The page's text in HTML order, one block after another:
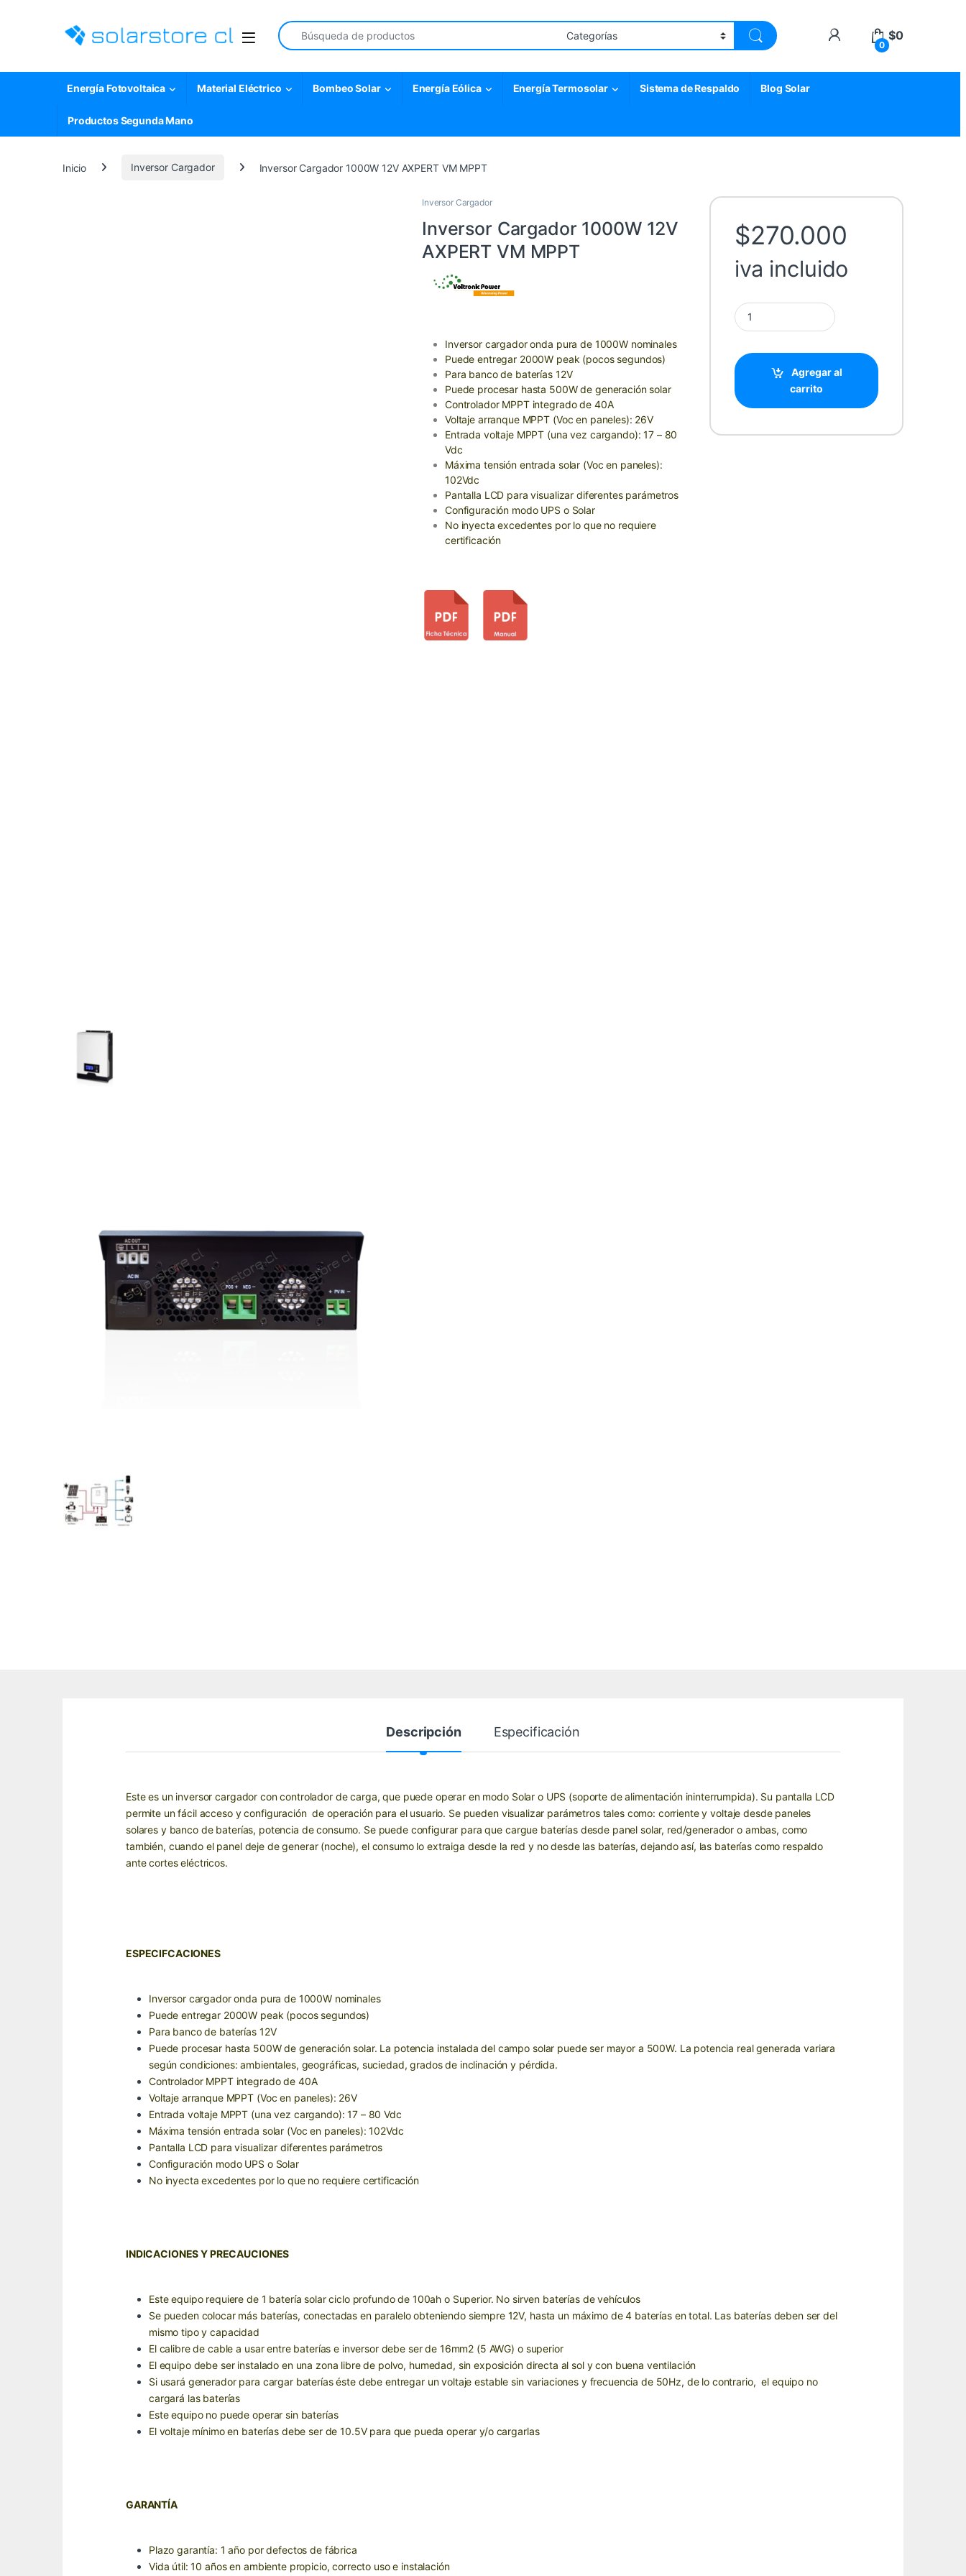
Open
Search for:
My Account
0
$0
Energía Fotovoltaica Material Eléctrico Bombeo Solar Energía Eólica Energía Termosolar Sistema de Respaldo Blog Solar
Productos Segunda Mano
Inicio Inversor Cargador Inversor Cargador 1000W 12V AXPERT VM MPPT
Inversor Cargador
Inversor Cargador 1000W 12V
AXPERT VM MPPT
Inversor cargador onda pura de 1000W nominales
Puede entregar 2000W peak (pocos segundos)
Para banco de baterías 12V
Puede procesar hasta 500W de generación solar
Controlador MPPT integrado de 40A
Voltaje arranque MPPT (Voc en paneles): 26V
Entrada voltaje MPPT (una vez cargando): 17 – 80
Vdc
Máxima tensión entrada solar (Voc en paneles):
102Vdc
Pantalla LCD para visualizar diferentes parámetros
Configuración modo UPS o Solar
No inyecta excedentes por lo que no requiere
certificación
$270.000
iva incluido
Inversor Cargador 1000W 12V AXPERT VM
Agregar al
carrito
Descripción Especificación
Este es un inversor cargador con controlador de carga, que puede operar en modo Solar o UPS (soporte de alimentación ininterrumpida). Su pantalla LCD
permite un fácil acceso y configuración de operación para el usuario. Se pueden visualizar parámetros tales como: corriente y voltaje desde paneles
solares y banco de baterías, potencia de consumo. Se puede configurar para que cargue baterías desde panel solar, red/generador o ambas, como
también, cuando el panel deje de generar (noche), el consumo lo extraiga desde la red y no desde las baterías, dejando así, las baterías como respaldo
ante cortes eléctricos.
ESPECIFCACIONES
Inversor cargador onda pura de 1000W nominales
Puede entregar 2000W peak (pocos segundos)
Para banco de baterías 12V
Puede procesar hasta 500W de generación solar. La potencia instalada del campo solar puede ser mayor a 500W. La potencia real generada variara
según condiciones: ambientales, geográficas, suciedad, grados de inclinación y pérdida.
Controlador MPPT integrado de 40A
Voltaje arranque MPPT (Voc en paneles): 26V
Entrada voltaje MPPT (una vez cargando): 17 – 80 Vdc
Máxima tensión entrada solar (Voc en paneles): 102Vdc
Pantalla LCD para visualizar diferentes parámetros
Configuración modo UPS o Solar
No inyecta excedentes por lo que no requiere certificación
INDICACIONES Y PRECAUCIONES
Este equipo requiere de 1 batería solar ciclo profundo de 100ah o Superior. No sirven baterías de vehículos
Se pueden colocar más baterías, conectadas en paralelo obteniendo siempre 12V, hasta un máximo de 4 baterías en total. Las baterías deben ser del
mismo tipo y capacidad
El calibre de cable a usar entre baterías e inversor debe ser de 16mm2 (5 AWG) o superior
El equipo debe ser instalado en una zona libre de polvo, humedad, sin exposición directa al sol y con buena ventilación
Si usará generador para cargar baterías éste debe entregar un voltaje estable sin variaciones y frecuencia de 50Hz, de lo contrario, el equipo no
cargará las baterías
Este equipo no puede operar sin baterías
El voltaje mínimo en baterías debe ser de 10.5V para que pueda operar y/o cargarlas
GARANTÍA
Plazo garantía: 1 año por defectos de fábrica
Vida útil: 10 años en ambiente propicio, correcto uso e instalación